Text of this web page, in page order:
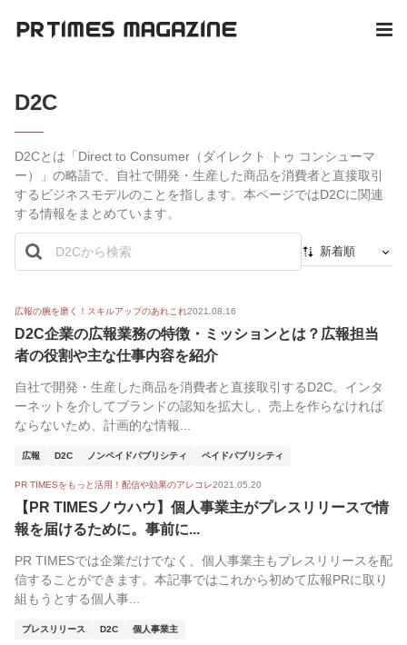
D2C
D2Cとは「Direct to Consumer（ダイレクト トゥ コンシューマ
ー）」の略語で、自社で開発・生産した商品を消費者と直接取引
するビジネスモデルのことを指します。本ページではD2Cに関連
する情報をまとめています。
新着順
人気順
広報の腕を磨く！スキルアップのあれこれ2021.08.16
D2C企業の広報業務の特徴・ミッションとは？広報担当
者の役割や主な仕事内容を紹介
自社で開発・生産した商品を消費者と直接取引するD2C。インタ
ーネットを介してブランドの認知を拡大し、売上を作らなければ
ならないため、計画的な情報...
広報 D2C ノンペイドパブリシティ ペイドパブリシティ
PR TIMESをもっと活用！配信や効果のアレコレ2021.05.20
【PR TIMESノウハウ】個人事業主がプレスリリースで情
報を届けるために。事前に...
PR TIMESでは企業だけでなく、個人事業主もプレスリリースを配
信することができます。本記事ではこれから初めて広報PRに取り
組もうとする個人事...
プレスリリース D2C 個人事業主